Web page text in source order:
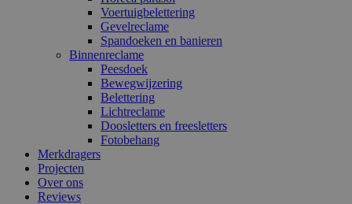
Voertuigbelettering
Gevelreclame
Spandoeken en banieren
Binnenreclame
Peesdoek
Bewegwijzering
Belettering
Lichtreclame
Doosletters en freesletters
Fotobehang
Merkdragers
Projecten
Over ons
Reviews